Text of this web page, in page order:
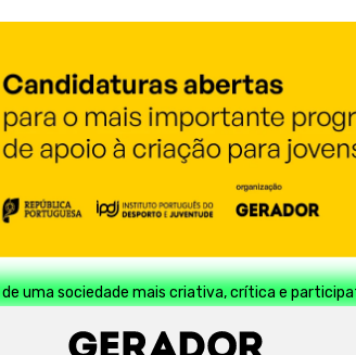
uma sociedade mais criativa, crítica e